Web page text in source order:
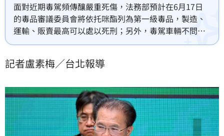
面對近期毒駕頻傳釀嚴重死傷，法務部預計在6月17日
的毒品審議委員會將依托咪酯列為第一級毒品，製造、
運輸、販賣最高可以處以死刑；另外，毒駕車輛不問車
輛和人所有「一律沒收」。法務部次長黃謀信今（4）日
他罪的衡平性和比例原則，「但提升的方向不變」；行
到立法院。
記者盧素梅／台北報導